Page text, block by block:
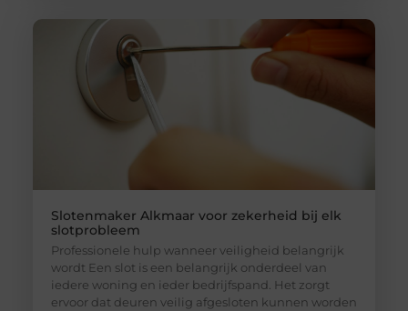
Slotenmaker Alkmaar voor zekerheid bij elk
slotprobleem
Professionele hulp wanneer veiligheid belangrijk
wordt Een slot is een belangrijk onderdeel van
iedere woning en ieder bedrijfspand. Het zorgt
ervoor dat deuren veilig afgesloten kunnen worden